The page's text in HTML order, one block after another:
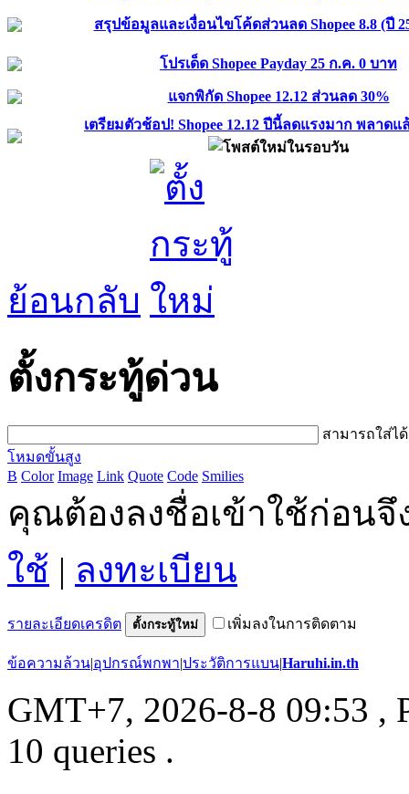
สรุปข้อมูลและเงื่อนไขโค้ดส่วนลด Shopee 8.8 (ปี
โปรเด็ด Shopee Payday 25 ก.ค. 0 บาท
แจกพิกัด Shopee 12.12 ส่วนลด 30%
เตรียมตัวช้อป! Shopee 12.12 ปีนี้ลดแรงมาก พลาดแ
ย้อนกลับ
ตั้งกระทู้ด่วน
สามารถใส่ไ
โหมดขั้นสูง
B Color Image Link Quote Code Smilies
คุณต้องลงชื่อเข้าใช้ก่อน
ใช้ | ลงทะเบียน
รายละเอียดเครดิต ตั้งกระทู้ใหม่ เพิ่มลงในการติดตาม
ข้อความล้วน|อุปกรณ์พกพา|ประวัติการแบน|Haruhi.in.th
GMT+7, 2026-8-8 09:53 ,
10 queries .